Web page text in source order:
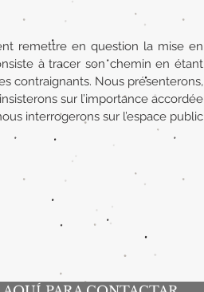
remettre en question la mise en
à tracer son chemin en étant
contraignants. Nous présenterons,
sur l’importance accordée
interrogerons sur l’espace public